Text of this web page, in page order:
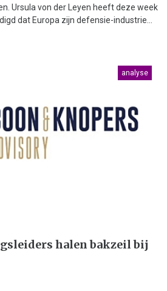
Ursula von der Leyen heeft deze week
dat Europa zijn defensie-industrie...
analyse
halen bakzeil bij